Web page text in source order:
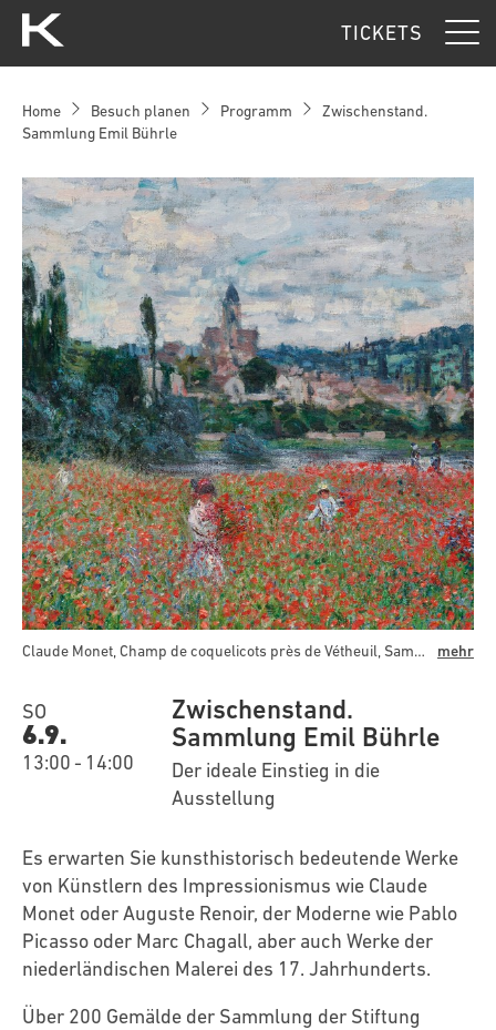
TICKETS
Home Besuch planen Programm
Zwischenstand.
Sammlung Emil Bührle
Claude Monet, Champ de coquelicots près de Vétheuil, Sammlung Emil Bührle, Dauerleihgabe im Kunsthaus Zürich mehr
SO
6.9.
13:00- 14:00
Zwischenstand.
Sammlung Emil Bührle
Der ideale Einstieg in die
Ausstellung
Es erwarten Sie kunsthistorisch bedeutende Werke
von Künstlern des Impressionismus wie Claude
Monet oder Auguste Renoir, der Moderne wie Pablo
Picasso oder Marc Chagall, aber auch Werke der
niederländischen Malerei des 17. Jahrhunderts.
Über 200 Gemälde der Sammlung der Stiftung